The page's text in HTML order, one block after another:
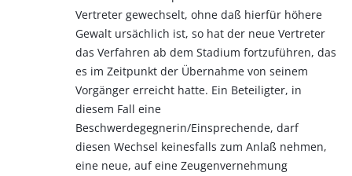
Vertreter gewechselt, ohne daß hierfür höhere
Gewalt ursächlich ist, so hat der neue Vertreter
das Verfahren ab dem Stadium fortzuführen, das
es im Zeitpunkt der Übernahme von seinem
Vorgänger erreicht hatte. Ein Beteiligter, in
diesem Fall eine
Beschwerdegegnerin/Einsprechende, darf
diesen Wechsel keinesfalls zum Anlaß nehmen,
eine neue, auf eine Zeugenvernehmung